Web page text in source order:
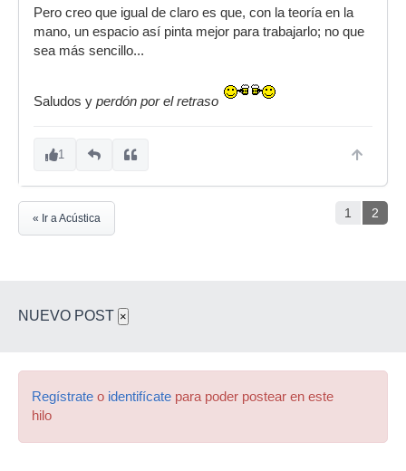
Pero creo que igual de claro es que, con la teoría en la
mano, un espacio así pinta mejor para trabajarlo; no que
sea más sencillo...
Saludos y perdón por el retraso
1
1 2
« Ir a Acústica
NUEVO POST ×
Regístrate o identifícate para poder postear en este
hilo